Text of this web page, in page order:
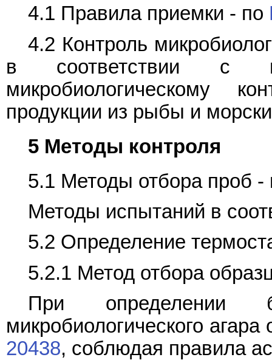
4.1 Правила приемки - по
4.2 Контроль
в соответствии с
микробиологическому
продукции из рыбы и
5 Методы контроля
5.1 Методы отбора проб
Методы испытаний в
5.2 Определение
5.2.1 Метод отбора
При определении
микробиологического
20438, соблюдая правила